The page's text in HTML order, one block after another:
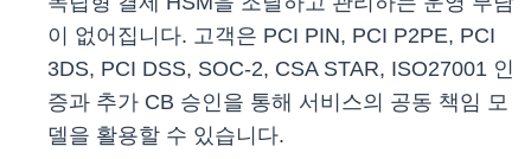
이 없어집니다. 고객은 PCI PIN, PCI P2PE, PCI
3DS, PCI DSS, SOC-2, CSA STAR, ISO27001 인
증과 추가 CB 승인을 통해 서비스의 공동 책임 모
델을 활용할 수 있습니다.